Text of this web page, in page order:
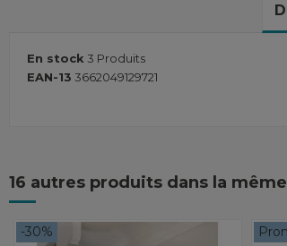
En stock 3 Produits
EAN-13 3662049129721
16 autres produits dans la
-30%